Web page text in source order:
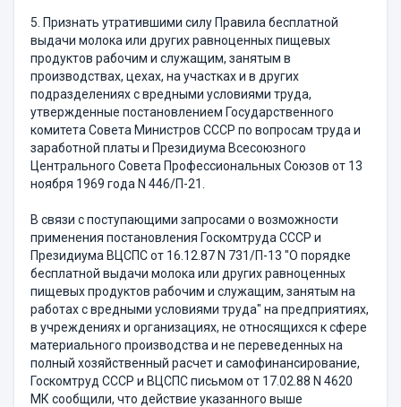
5. Признать утратившими силу Правила бесплатной
выдачи молока или других равноценных пищевых
продуктов рабочим и служащим, занятым в
производствах, цехах, на участках и в других
подразделениях с вредными условиями труда,
утвержденные постановлением Государственного
комитета Совета Министров СССР по вопросам труда и
заработной платы и Президиума Всесоюзного
Центрального Совета Профессиональных Союзов от 13
ноября 1969 года N 446/П-21.
В связи с поступающими запросами о возможности
применения постановления Госкомтруда СССР и
Президиума ВЦСПС от 16.12.87 N 731/П-13 "О порядке
бесплатной выдачи молока или других равноценных
пищевых продуктов рабочим и служащим, занятым на
работах с вредными условиями труда" на предприятиях,
в учреждениях и организациях, не относящихся к сфере
материального производства и не переведенных на
полный хозяйственный расчет и самофинансирование,
Госкомтруд СССР и ВЦСПС письмом от 17.02.88 N 4620
МК сообщили, что действие указанного выше